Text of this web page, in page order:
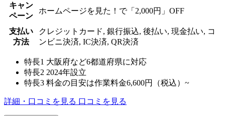
キャン
ペーン
ホームページを見た！で「2,000円」OFF
支払い
方法
クレジットカード, 銀行振込, 後払い, 現金払い, コ
ンビニ決済, IC決済, QR決済
特長1 大阪府など6都道府県に対応
特長2 2024年設立
特長3 料金の目安は作業料金6,600円（税込）~
詳細・口コミを見る 口コミを見る